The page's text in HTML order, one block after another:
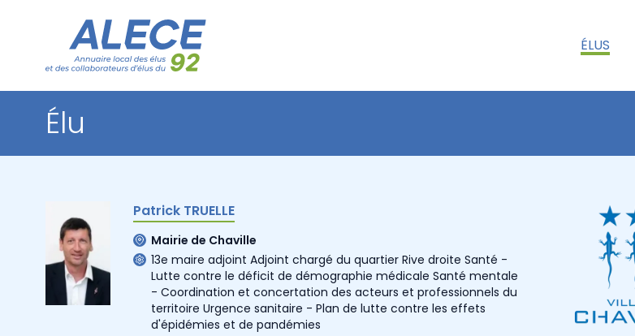
ÉLUS
Élu
Patrick TRUELLE
Mairie de Chaville
13e maire adjoint Adjoint chargé du quartier Rive droite Santé -
Lutte contre le déficit de démographie médicale Santé mentale
- Coordination et concertation des acteurs et professionnels du
territoire Urgence sanitaire - Plan de lutte contre les effets
d'épidémies et de pandémies